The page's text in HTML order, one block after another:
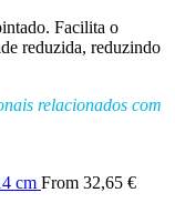
original
era:
atual
é:
Facilita o
reduzida, reduzindo
relacionados com
cm From 32,65 €